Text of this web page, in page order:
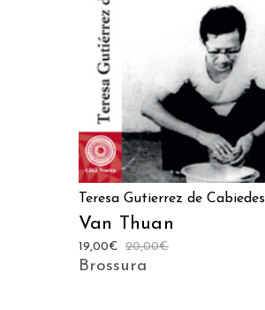
Teresa Gutierrez de Cabiedes
Van Thuan
20,00€
19,00€
Brossura